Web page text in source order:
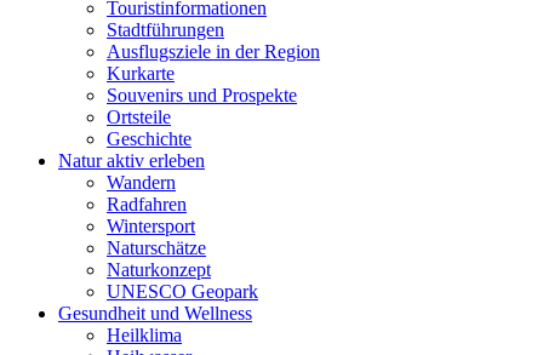
Touristinformationen
Stadtführungen
Ausflugsziele in der Region
Kurkarte
Souvenirs und Prospekte
Ortsteile
Geschichte
Natur aktiv erleben
Wandern
Radfahren
Wintersport
Naturschätze
Naturkonzept
UNESCO Geopark
Gesundheit und Wellness
Heilklima